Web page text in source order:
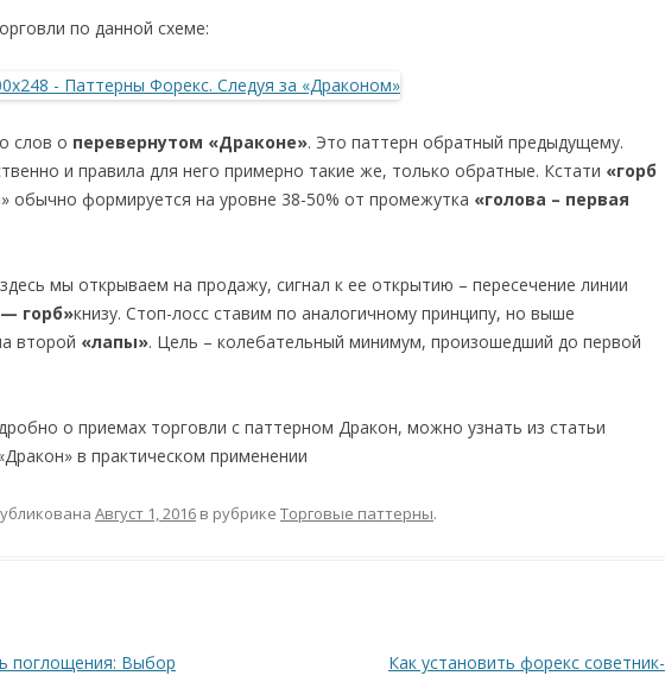
по данной схеме:
слов о перевернутом «Драконе». Это паттерн обратный предыдущему.
и правила для него примерно такие же, только обратные. Кстати «горб
» обычно формируется на уровне 38-50% от промежутка «голова – первая
мы открываем на продажу, сигнал к ее открытию – пересечение линии
горб»книзу. Стоп-лосс ставим по аналогичному принципу, но выше
второй «лапы». Цель – колебательный минимум, произошедший до первой
о приемах торговли с паттерном Дракон, можно узнать из статьи
в практическом применении
Август 1, 2016 в рубрике Торговые паттерны.
поглощения: Выбор
Как установить форекс советник-